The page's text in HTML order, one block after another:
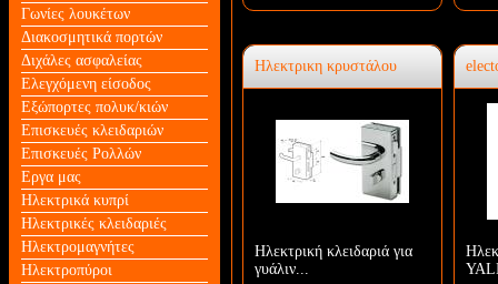
Γωνίες λουκέτων
Διακοσμητικά πορτών
Διχάλες ασφαλείας
Ελεγχόμενη είσοδος
Εξώπορτες πολυκ/κιών
Επισκευές κλειδαριών
Επισκευές Ρολλών
Εργα μας
Ηλεκτρικά κυπρί
Ηλεκτρικές κλειδαριές
Ηλεκτρομαγνήτες
Ηλεκτροπύροι
Ηλεκτρικη κρυστάλου
Ηλεκτρική κλειδαριά για
γυάλιν...